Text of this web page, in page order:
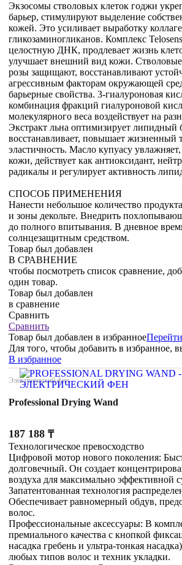
Экзосомы стволовых клеток годжи
барьер, стимулируют выделение
кожей. Это усиливает выработку
гликозаминогликанов. Комплекс
целостную ДНК, продлевает жизнь
улучшает внешний вид кожи. Стволовые
розы защищают, восстанавливают
агрессивным факторам окружающей
барьерные свойства. 3-гиалуроновая
комбинация фракций гиалуроновой
молекулярного веса воздействует на
Экстракт льна оптимизирует липидный
восстанавливает, повышает жизненный
эластичность. Масло купуасу
кожи, действует как антиоксидант,
радикалы и регулирует активность
СПОСОБ ПРИМЕНЕНИЯ
Нанести небольшое количество
и зоны декольте. Внедрить
до полного впитывания. В дневное
солнцезащитным средством.
Товар был добавлен
В СРАВНЕНИЕ
чтобы посмотреть список сравнение,
один товар.
Товар был добавлен
в сравнение
Сравнить
Сравнить
Товар был добавлен в избранное
Для того, чтобы добавить в избранное,
В избранное
Электрический фен
Professional Drying Wand
187 188 ₸
Технологическое превосходство
Цифровой мотор нового поколения:
долговечный. Он создает
воздуха для максимально эффективной
Запатентованная технология
Обеспечивает равномерный обдув,
волос.
Профессиональные аксессуары: В
премиального качества с кнопкой
насадка гребень и ультра-тонкая
любых типов волос и техник укладки.